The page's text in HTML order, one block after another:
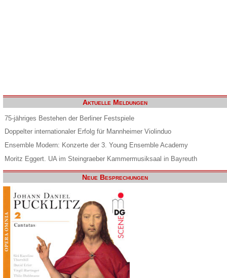
Aktuelle Meldungen
75-jähriges Bestehen der Berliner Festspiele
Doppelter internationaler Erfolg für Mannheimer Violinduo
Ensemble Modern: Konzerte der 3. Young Ensemble Academy
Moritz Eggert. UA im Steingraeber Kammermusiksaal in Bayreuth
Neue Besprechungen